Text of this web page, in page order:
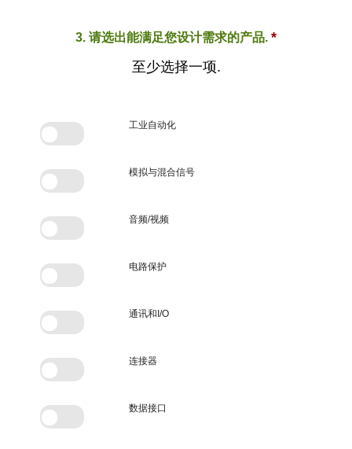
3. 请选出能满足您设计需求的产品.*
至少选择一项.
工业自动化
模拟与混合信号
音频/视频
电路保护
通讯和I/O
连接器
数据接口